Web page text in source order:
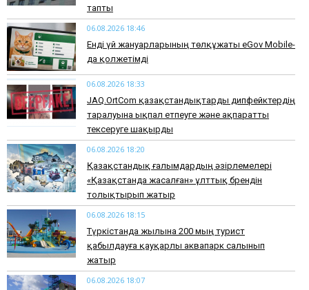
тапты
06.08.2026 18:46
Енді үй жануарларының төлқұжаты eGov Mobile-
да қолжетімді
06.08.2026 18:33
JAQ.OrtCom қазақстандықтарды дипфейктердің
таралуына ықпал етпеуге және ақпаратты
тексеруге шақырды
06.08.2026 18:20
Қазақстандық ғалымдардың әзірлемелері
«Қазақстанда жасалған» ұлттық брендін
толықтырып жатыр
06.08.2026 18:15
Түркістанда жылына 200 мың турист
қабылдауға қауқарлы аквапарк салынып
жатыр
06.08.2026 18:07